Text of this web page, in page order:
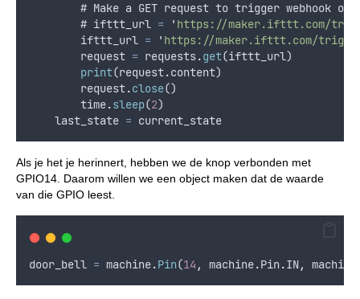
        #
Make a GET request to trigger webhook on
        #
ifttt_url = ' https://maker.ifttt.com/
ifttt_url = ' https://maker.ifttt.com/
request = requests.get(ifttt_url)
print(request.content)
request.close()
time.sleep(2)
last_state = current_state
Als je het je herinnert, hebben we de knop verbonden met
GPIO14. Daarom willen we een object maken dat de waarde
van die GPIO leest.
door_bell = machine.Pin(14 , machine.Pin.IN, machine